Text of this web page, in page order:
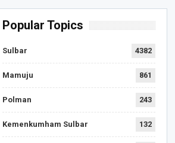
Popular Topics
Sulbar 4382
Mamuju 861
Polman 243
Kemenkumham Sulbar 132